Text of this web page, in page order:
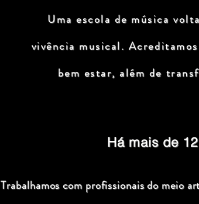
Uma escola de música
vivência musical.
bem estar, além de
Há mais de
Trabalhamos com profissionais do meio